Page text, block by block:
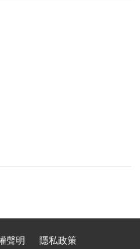
聲明
隱私政策